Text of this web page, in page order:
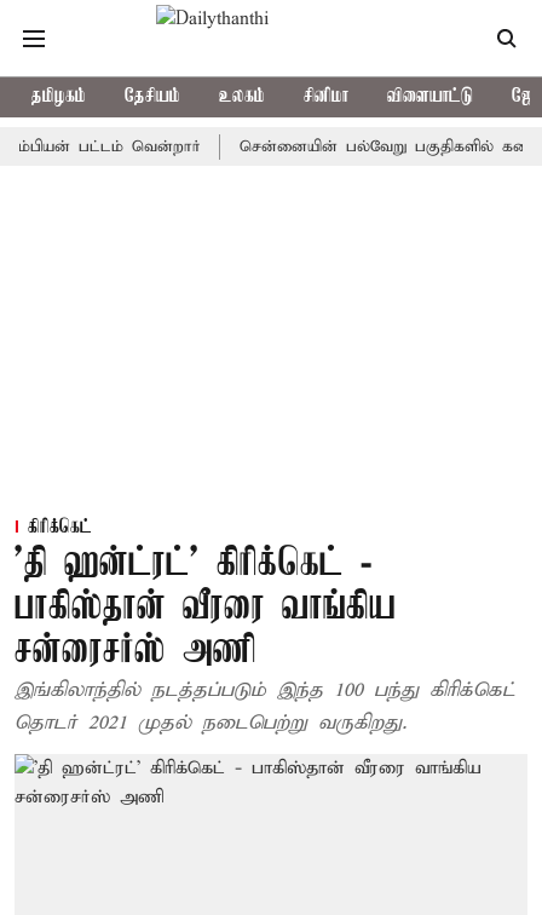
தமிழகம் தேசியம் உலகம் சினிமா விளையாட்டு
பட்டம் வென்றார் சென்னையின் பல்வேறு பகுதிகளில் கனமழை
கிரிக்கெட்
’தி ஹன்ட்ரட்’ கிரிக்கெட் -
பாகிஸ்தான் வீரரை வாங்கிய
சன்ரைசர்ஸ் அணி
இங்கிலாந்தில் நடத்தப்படும் இந்த 100 பந்து கிரிக்கெட்
தொடர் 2021 முதல் நடைபெற்று வருகிறது.